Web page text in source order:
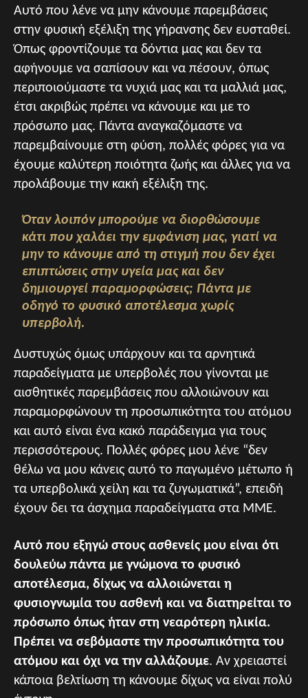
Αυτό που λένε να μην κάνουμε παρεμβάσεις
στην φυσική εξέλιξη της γήρανσης δεν ευσταθεί.
Όπως φροντίζουμε τα δόντια μας και δεν τα
αφήνουμε να σαπίσουν και να πέσουν, όπως
περιποιούμαστε τα νυχιά μας και τα μαλλιά μας,
έτσι ακριβώς πρέπει να κάνουμε και με το
πρόσωπο μας. Πάντα αναγκαζόμαστε να
παρεμβαίνουμε στη φύση, πολλές φόρες για να
έχουμε καλύτερη ποιότητα ζωής και άλλες για να
προλάβουμε την κακή εξέλιξη της.
Όταν λοιπόν μπορούμε να διορθώσουμε
κάτι που χαλάει την εμφάνιση μας, γιατί να
μην το κάνουμε από τη στιγμή που δεν έχει
επιπτώσεις στην υγεία μας και δεν
δημιουργεί παραμορφώσεις; Πάντα με
οδηγό το φυσικό αποτέλεσμα χωρίς
υπερβολή.
Δυστυχώς όμως υπάρχουν και τα αρνητικά
παραδείγματα με υπερβολές που γίνονται με
αισθητικές παρεμβάσεις που αλλοιώνουν και
παραμορφώνουν τη προσωπικότητα του ατόμου
και αυτό είναι ένα κακό παράδειγμα για τους
περισσότερους. Πολλές φόρες μου λένε “δεν
θέλω να μου κάνεις αυτό το παγωμένο μέτωπο ή
τα υπερβολικά χείλη και τα ζυγωματικά”, επειδή
έχουν δει τα άσχημα παραδείγματα στα ΜΜΕ.
Αυτό που εξηγώ στους ασθενείς μου είναι ότι
δουλεύω πάντα με γνώμονα το φυσικό
αποτέλεσμα, δίχως να αλλοιώνεται η
φυσιογνωμία του ασθενή και να διατηρείται το
πρόσωπο όπως ήταν στη νεαρότερη ηλικία.
Πρέπει να σεβόμαστε την προσωπικότητα του
ατόμου και όχι να την αλλάζουμε. Αν χρειαστεί
κάποια βελτίωση τη κάνουμε δίχως να είναι πολύ